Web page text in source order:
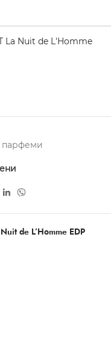
La Nuit de L'Homme
парфеми
de L’Homme EDP